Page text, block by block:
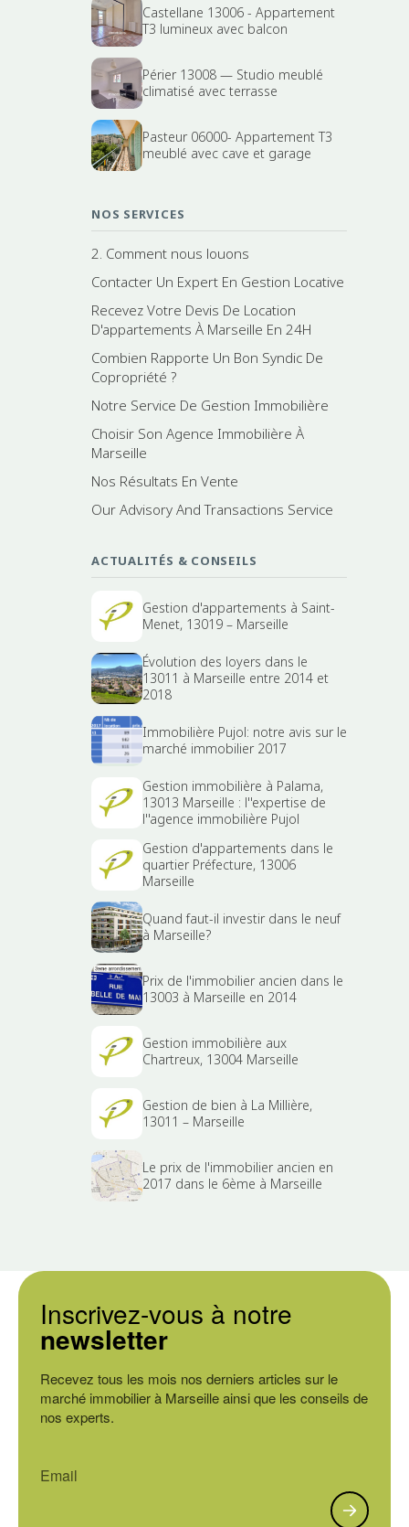
Castellane 13006 - Appartement
T3 lumineux avec balcon
Périer 13008 — Studio meublé
climatisé avec terrasse
Pasteur 06000- Appartement T3
meublé avec cave et garage
NOS SERVICES
2. Comment nous louons
Contacter Un Expert En Gestion Locative
Recevez Votre Devis De Location
D'appartements À Marseille En 24H
Combien Rapporte Un Bon Syndic De
Copropriété ?
Notre Service De Gestion Immobilière
Choisir Son Agence Immobilière À
Marseille
Nos Résultats En Vente
Our Advisory And Transactions Service
ACTUALITÉS & CONSEILS
Gestion d'appartements à Saint-
Menet, 13019 – Marseille
Évolution des loyers dans le
13011 à Marseille entre 2014 et
2018
Immobilière Pujol: notre avis sur le
marché immobilier 2017
Gestion immobilière à Palama,
13013 Marseille : l''expertise de
l''agence immobilière Pujol
Gestion d'appartements dans le
quartier Préfecture, 13006
Marseille
Quand faut-il investir dans le neuf
à Marseille?
Prix de l'immobilier ancien dans le
13003 à Marseille en 2014
Gestion immobilière aux
Chartreux, 13004 Marseille
Gestion de bien à La Millière,
13011 – Marseille
Le prix de l'immobilier ancien en
2017 dans le 6ème à Marseille
Inscrivez-vous à notre
newsletter
Recevez tous les mois nos derniers articles sur le
marché immobilier à Marseille ainsi que les conseils de
nos experts.